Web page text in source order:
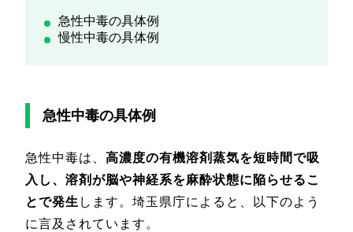
急性中毒の具体例
慢性中毒の具体例
急性中毒の具体例
急性中毒は、 高濃度の有機溶剤蒸気を短時間で吸
入し、溶剤が脳や神経系を麻酔状態に陥らせるこ
とで発生 します。埼玉県庁によると、以下のよう
に言及されています。